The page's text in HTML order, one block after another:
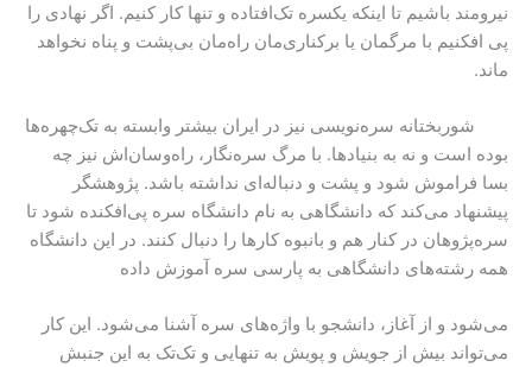
نیرومند باشیم تا اینکه یکسره تک‌افتاده و تنها کار کنیم. اگر نهادی را
پی افکنیم با مرگمان یا برکناری‌مان راه‌مان بی‌پشت و پناه نخواهد
ماند.
شوربختانه سره‌نویسی نیز در ایران بیشتر وابسته به تک‌‌چهره‌ها
بوده است و نه به بنیادها. با مرگ سره‌نگار، راه‌وسان‌اش نیز چه
بسا فراموش شود و پشت و دنباله‌ای نداشته باشد. پژوهشگر
پیشنهاد می‌کند که دانشگاهی به نام دانشگاه سره‌ پی‌افکنده شود تا
سره‌پژوهان در کنار هم و بانبوه کارها را دنبال کنند. در این دانشگاه
همه رشته‌های دانشگاهی به پارسی سره آموزش داده
می‌شود و از آغاز، دانشجو با واژه‌های سره آشنا می‌شود. این کار
می‌تواند بیش از جویش و پویش به تنهایی و تک‌تک به این جنبش